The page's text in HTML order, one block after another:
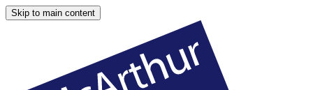
Skip to main content